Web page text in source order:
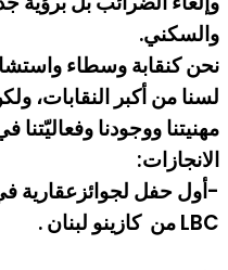
والسكني.
نحن كنقابة وسطاء
لسنا من أكبر النقابات، ولكن
الانجازات:
-أول حفل لجوائزعقارية
LBC من كازينو لبنان .